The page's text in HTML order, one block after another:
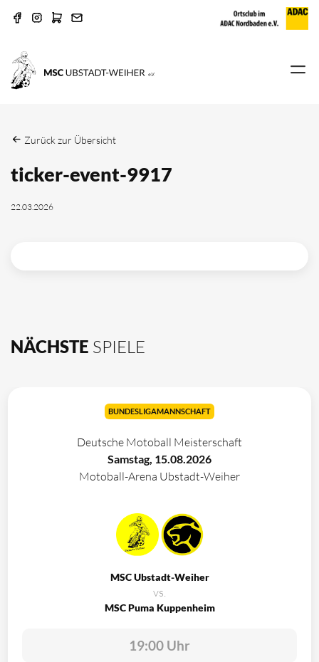
Zurück zur Übersicht
ticker-event-9917
22.03.2026
NÄCHSTE SPIELE
BUNDESLIGAMANNSCHAFT
Deutsche Motoball Meisterschaft
Samstag, 15.08.2026
Motoball-Arena Ubstadt-Weiher
MSC Ubstadt-Weiher
vs.
MSC Puma Kuppenheim
19:00 Uhr